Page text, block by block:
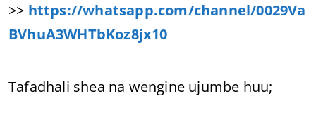
>> https://whatsapp.com/channel/0029Va
BVhuA3WHTbKoz8jx10
Tafadhali shea na wengine ujumbe huu;